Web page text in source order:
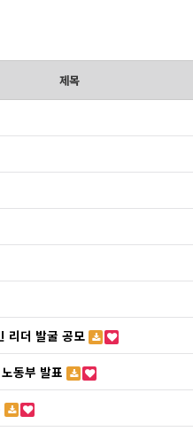
제목
리더 발굴 공모
동부 발표